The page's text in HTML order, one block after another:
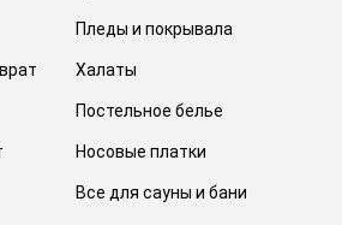
Пледы и покрывала
Халаты
Постельное белье
Носовые платки
Все для сауны и бани